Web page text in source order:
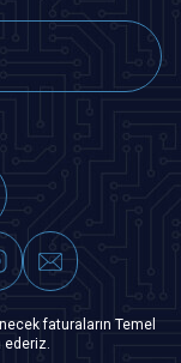
faturaların Temel
ederiz.